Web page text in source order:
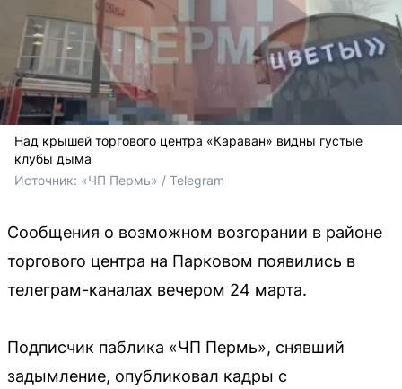
Над крышей торгового центра «Караван» видны густые
клубы дыма
Источник: «ЧП Пермь» / Telegram
Сообщения о возможном возгорании в районе
торгового центра на Парковом появились в
телеграм-каналах вечером 24 марта.
Подписчик паблика «ЧП Пермь», снявший
задымление, опубликовал кадры с